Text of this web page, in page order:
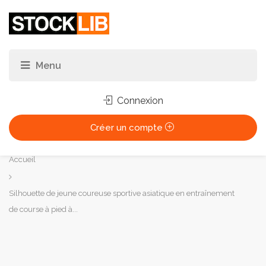
Connexion
Créer un compte
Vous
êtes
ici :
Accueil
Silhouette de jeune coureuse sportive asiatique en entraînement
de course à pied à...